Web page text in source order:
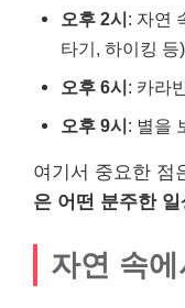
오후 2시: 자연
타기, 하이킹 등)
오후 6시: 카라
오후 9시: 별을
여기서 중요한 점
은 어떤 분주한
자연 속